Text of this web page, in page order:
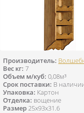
Производитель:
Вес кг: 7
Объем м/куб: 0,08м³
Срок поставки: В
Упаковка: Картон
Отделка: вощение
Размер25x93x31.6